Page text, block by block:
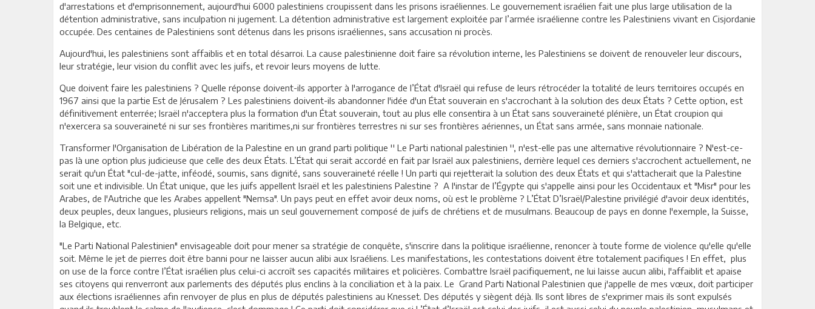
d'arrestations et d'emprisonnement, aujourd'hui 6000 palestiniens croupissent dans les prisons israéliennes. Le gouvernement israélien fait une plus large utilisation de la
détention administrative, sans inculpation ni jugement. La détention administrative est largement exploitée par l’armée israélienne contre les Palestiniens vivant en Cisjordanie
occupée. Des centaines de Palestiniens sont détenus dans les prisons israéliennes, sans accusation ni procès.
Aujourd'hui, les palestiniens sont affaiblis et en total désarroi. La cause palestinienne doit faire sa révolution interne, les Palestiniens se doivent de renouveler leur discours,
leur stratégie, leur vision du conflit avec les juifs, et revoir leurs moyens de lutte.
Que doivent faire les palestiniens ? Quelle réponse doivent-ils apporter à l'arrogance de l’État d'Israël qui refuse de leurs rétrocéder la totalité de leurs territoires occupés en
1967 ainsi que la partie Est de Jérusalem ? Les palestiniens doivent-ils abandonner l'idée d'un État souverain en s'accrochant à la solution des deux États ? Cette option, est
définitivement enterrée; Israël n'acceptera plus la formation d'un État souverain, tout au plus elle consentira à un État sans souveraineté plénière, un État croupion qui
n'exercera sa souveraineté ni sur ses frontières maritimes,ni sur frontières terrestres ni sur ses frontières aériennes, un État sans armée, sans monnaie nationale.
Transformer l'Organisation de Libération de la Palestine en un grand parti politique '' Le Parti national palestinien '', n'est-elle pas une alternative révolutionnaire ? N'est-ce-
pas là une option plus judicieuse que celle des deux États. L’État qui serait accordé en fait par Israël aux palestiniens, derrière lequel ces derniers s'accrochent actuellement, ne
serait qu'un État "cul-de-jatte, inféodé, soumis, sans dignité, sans souveraineté réelle ! Un parti qui rejetterait la solution des deux États et qui s'attacherait que la Palestine
soit une et indivisible. Un État unique, que les juifs appellent Israël et les palestiniens Palestine ? A l'instar de l’Égypte qui s'appelle ainsi pour les Occidentaux et "Misr" pour les
Arabes, de l'Autriche que les Arabes appellent "Nemsa". Un pays peut en effet avoir deux noms, où est le problème ? L’État D’Israël/Palestine privilégié d'avoir deux identités,
deux peuples, deux langues, plusieurs religions, mais un seul gouvernement composé de juifs de chrétiens et de musulmans. Beaucoup de pays en donne l'exemple, la Suisse,
la Belgique, etc.
"Le Parti National Palestinien" envisageable doit pour mener sa stratégie de conquête, s'inscrire dans la politique israélienne, renoncer à toute forme de violence qu'elle qu'elle
soit. Même le jet de pierres doit être banni pour ne laisser aucun alibi aux Israéliens. Les manifestations, les contestations doivent être totalement pacifiques ! En effet, plus
on use de la force contre l’État israélien plus celui-ci accroît ses capacités militaires et policières. Combattre Israël pacifiquement, ne lui laisse aucun alibi, l'affaiblit et apaise
ses citoyens qui renverront aux parlements des députés plus enclins à la conciliation et à la paix. Le Grand Parti National Palestinien que j'appelle de mes vœux, doit participer
aux élections israéliennes afin renvoyer de plus en plus de députés palestiniens au Knesset. Des députés y siègent déjà. Ils sont libres de s'exprimer mais ils sont expulsés